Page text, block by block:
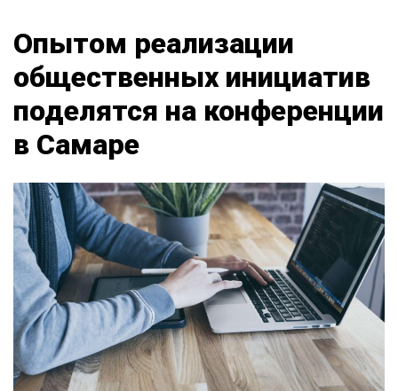
Опытом реализации
общественных инициатив
поделятся на конференции
в Самаре